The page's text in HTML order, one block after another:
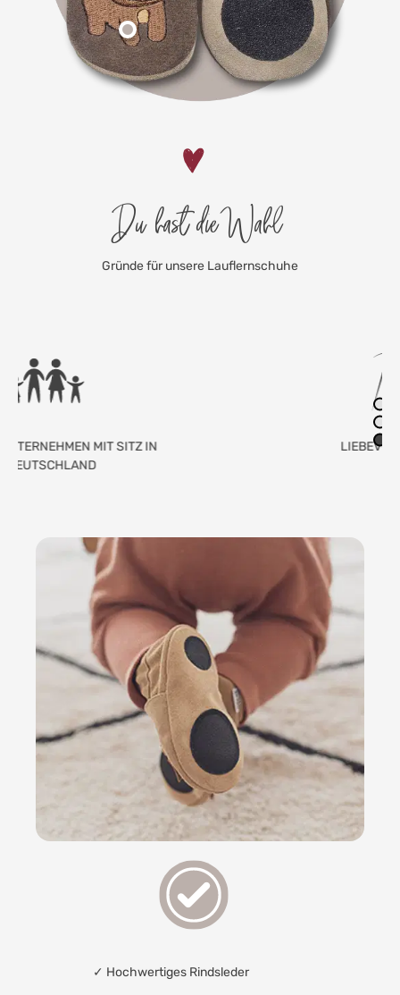
Du hast die Wahl
Gründe für unsere Lauflernschuhe
LIEBEVOLLE HANDARBEIT
✓ Hochwertiges Rindsleder